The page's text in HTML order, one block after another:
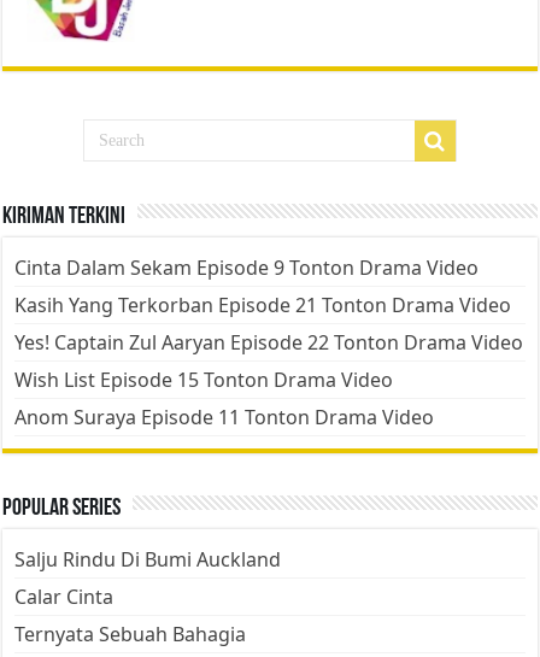
Kiriman Terkini
Cinta Dalam Sekam Episode 9 Tonton Drama Video
Kasih Yang Terkorban Episode 21 Tonton Drama Video
Yes! Captain Zul Aaryan Episode 22 Tonton Drama Video
Wish List Episode 15 Tonton Drama Video
Anom Suraya Episode 11 Tonton Drama Video
Popular Series
Salju Rindu Di Bumi Auckland
Calar Cinta
Ternyata Sebuah Bahagia